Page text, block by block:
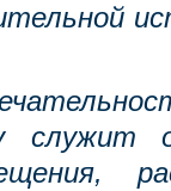
служит